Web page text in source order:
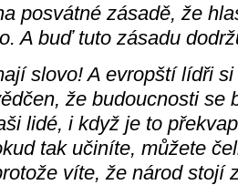
posvátné zásadě, že
A buď tuto zásadu
slovo! A evropští lídři
že budoucnosti se
lidé, i když je to
tak učiníte, můžete
víte, že národ stojí